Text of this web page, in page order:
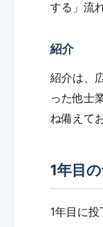
する」流
紹介
紹介は、
った他士
ね備えて
1年目
1年目に